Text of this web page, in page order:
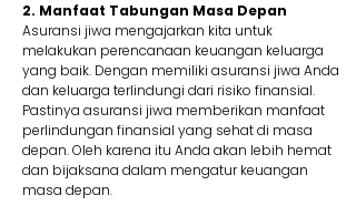
2. Manfaat Tabungan Masa Depan
Asuransi jiwa mengajarkan kita untuk
melakukan perencanaan keuangan keluarga
yang baik. Dengan memiliki asuransi jiwa Anda
dan keluarga terlindungi dari risiko finansial.
Pastinya asuransi jiwa memberikan manfaat
perlindungan finansial yang sehat di masa
depan. Oleh karena itu Anda akan lebih hemat
dan bijaksana dalam mengatur keuangan
masa depan.